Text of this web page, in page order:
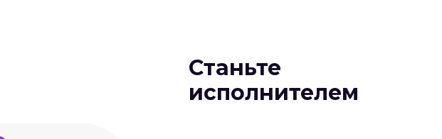
Станьте
исполнителем